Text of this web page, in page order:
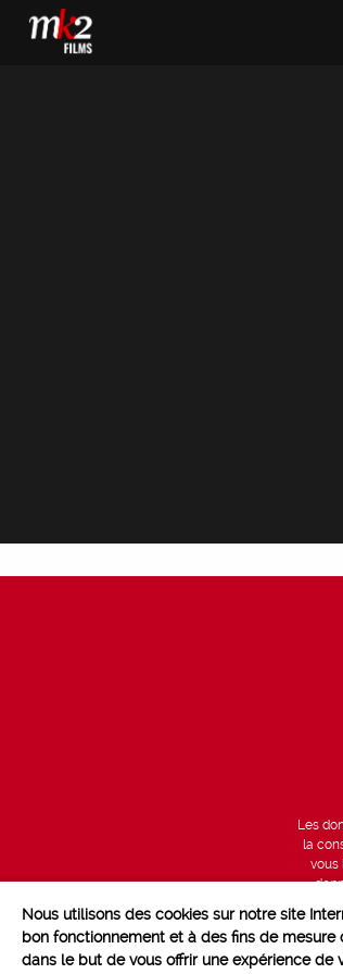
Les
la
vous
Nous utilisons des cookies sur notre site
bon fonctionnement et à des fins de mesure
dans le but de vous offrir une expérience de